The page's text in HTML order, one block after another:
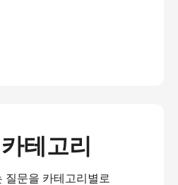
테고리
질문을 카테고리별로